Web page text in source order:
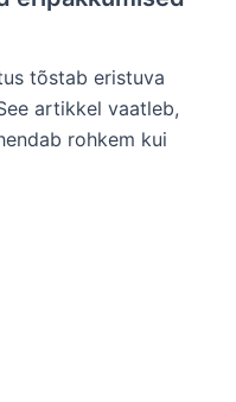
tõstab eristuva
artikkel vaatleb,
rohkem kui